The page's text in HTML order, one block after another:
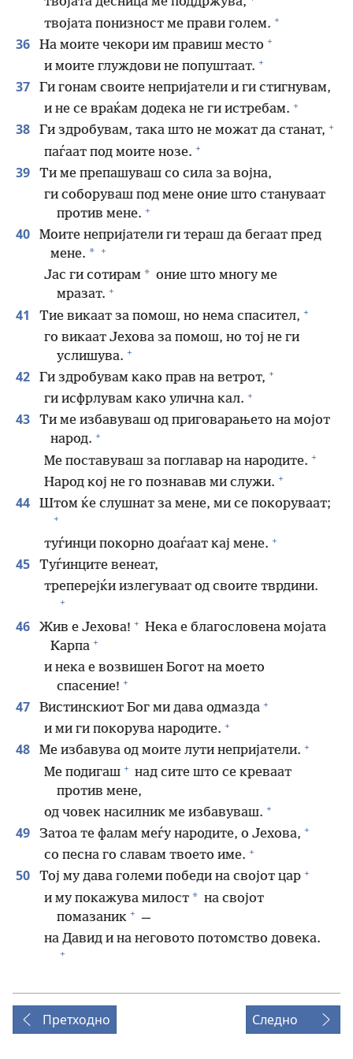
твојата понизност ме прави голем. +
36 На моите чекори им правиш место +
и моите глуждови не попуштаат. +
37
Ги гонам своите непријатели и ги стигнувам,
и не се враќам додека не ги истребам. +
38 Ги здробувам, така што не можат да станат, +
паѓаат под моите нозе. +
39
Ти ме препашуваш со сила за војна,
ги соборуваш под мене оние што стануваат
против мене. +
40
Моите непријатели ги тераш да бегаат пред
мене. * +
Јас ги сотирам * оние што многу ме
мразат. +
41 Тие викаат за помош, но нема спасител, +
го викаат Јехова за помош, но тој не ги
услишува. +
42 Ги здробувам како прав на ветрот, +
ги исфрлувам како улична кал. +
43
Ти ме избавуваш од приговарањето на мојот
народ. +
Ме поставуваш за поглавар на народите. +
Народ кој не го познавав ми служи. +
44 Штом ќе слушнат за мене, ми се покоруваат;
+
туѓинци покорно доаѓаат кај мене. +
45
Туѓинците венеат,
треперејќи излегуваат од своите тврдини.
+
46 Жив е Јехова! + Нека е благословена мојата
Карпа +
и нека е возвишен Богот на моето
спасение! +
47 Вистинскиот Бог ми дава одмазда +
и ми ги покорува народите. +
48 Ме избавува од моите лути непријатели. +
Ме подигаш + над сите што се креваат
против мене,
од човек насилник ме избавуваш. +
49 Затоа те фалам меѓу народите, о Јехова, +
со песна го славам твоето име. +
50 Тој му дава големи победи на својот цар +
и му покажува милост * на својот
помазаник + —
на Давид и на неговото потомство довека.
+
Претходно Следно